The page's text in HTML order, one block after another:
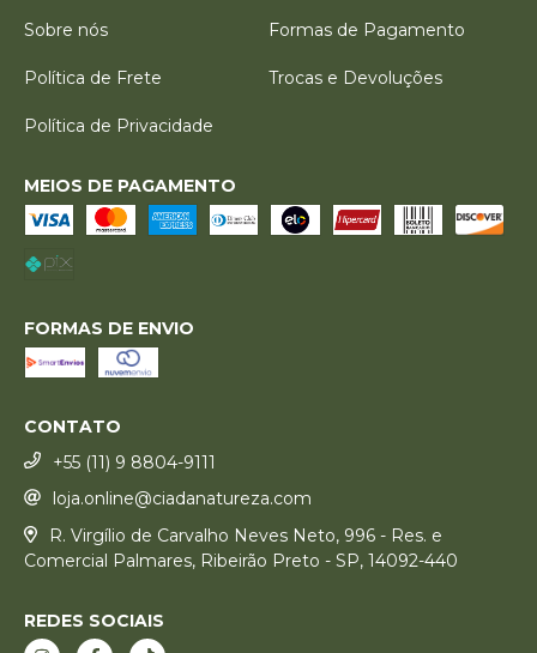
Sobre nós
Formas de Pagamento
Política de Frete Trocas e Devoluções
Política de Privacidade
MEIOS DE PAGAMENTO
FORMAS DE ENVIO
CONTATO
+55 (11) 9 8804-9111
loja.online@ciadanatureza.com
R. Virgílio de Carvalho Neves Neto, 996 - Res. e
Comercial Palmares, Ribeirão Preto - SP, 14092-440
REDES SOCIAIS